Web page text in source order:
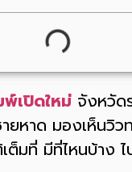
เปิดใหม่ จังหวัด
ยหาด มองเห็นวิว
ต็มที่ มีที่ไหนบ้าง